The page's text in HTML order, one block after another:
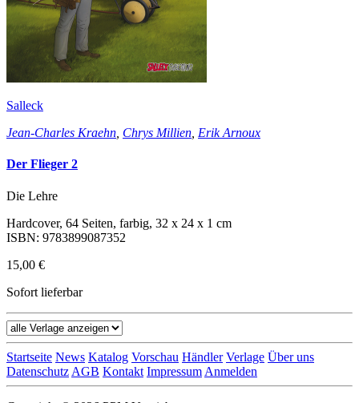
Salleck
Jean-Charles Kraehn Chrys Millien Erik Arnoux
Der Flieger 2
Die Lehre
Hardcover, 64 Seiten, farbig, 32 x 24 x 1 cm
ISBN: 9783899087352
15,00 €
Sofort lieferbar
Startseite News Katalog Vorschau Händler Verlage Über uns
Datenschutz AGB Kontakt Impressum Anmelden